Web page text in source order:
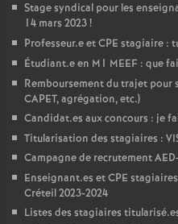
Stage syndical pour les
14 mars 2023!
Professeur.e etCPE stagiaire :
Étudiant.e en M1 MEEF : que
Remboursement du trajet pour
CAPET, agrégation, etc.)
Candidat.es aux concours : je
Titularisation des stagiaires :
Campagne de recrutementAED
Enseignant.es etCPE
Créteil 2023-2024
Listes des stagiaires